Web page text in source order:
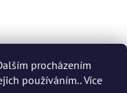
procházením
používáním.. Více